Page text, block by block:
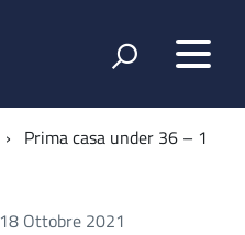
Prima casa under 36 – 1
18 Ottobre 2021